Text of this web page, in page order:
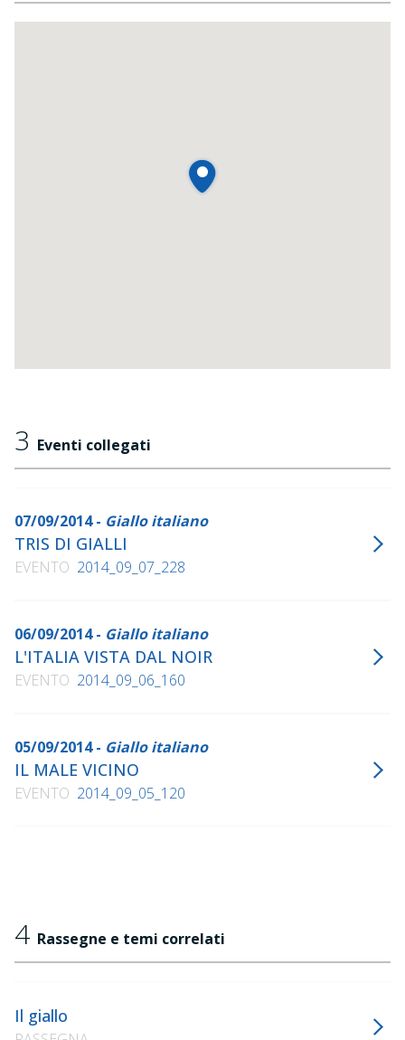
3 Eventi collegati
07/09/2014 - Giallo italiano
TRIS DI GIALLI
EVENTO 2014_09_07_228
06/09/2014 - Giallo italiano
L'ITALIA VISTA DAL NOIR
EVENTO 2014_09_06_160
05/09/2014 - Giallo italiano
IL MALE VICINO
EVENTO 2014_09_05_120
4 Rassegne e temi correlati
Il giallo